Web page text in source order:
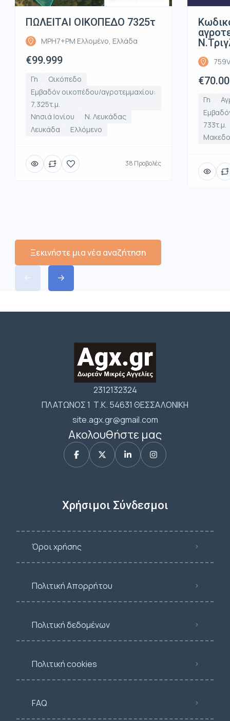
ΠΩΛΕΙΤΑΙ ΟΙΚΟΠΕΔΟ 7325τ
MPH7+PM Ελλομένο, Ελλάδα
€99.999
Γη
Οικόπεδο
Εμβαδόν οικοπέδου/αγροτεμμαχίου:
7,325τ.μ.
Νησιά Ιονίου
Ν. Λευκάδας
Λευκάδα
Ελλόμενο
38 Προβολές
Γη
733τ.μ.
Ξεκινήστε μια νέα αναζήτηση
2312132324
ΠΛΑΤΩΝΟΣ 1 Τ.Κ. 54631 ΘΕΣΣΑΛΟΝΙΚΗ
site.agx.gr@gmail.com
Ακολουθήστε μας
Χρήσιμοι Σύνδεσμοι
Όροι χρήσης
Πολιτική Απορρήτου
Πολιτική δεδομένων
Πολιτική cookies
FAQ